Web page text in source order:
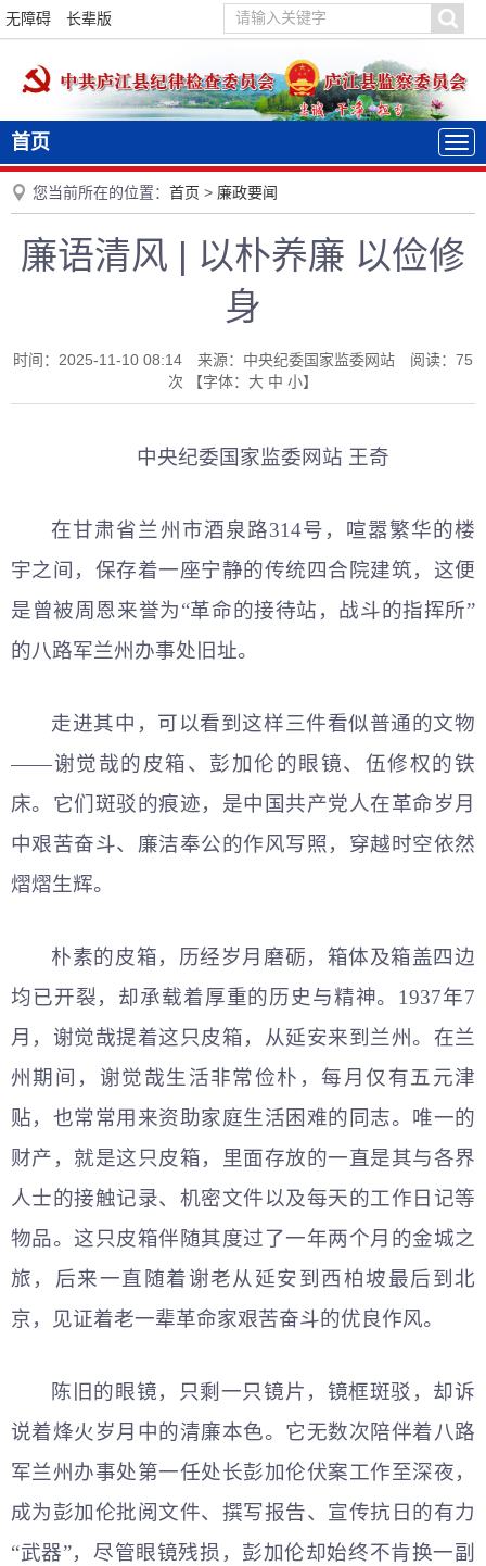
无障碍 长辈版
首页
您当前所在的位置： 首页 > 廉政要闻
廉语清风 | 以朴养廉 以俭修
身
时间：2025-11-10 08:14 来源：中央纪委国家监委网站 阅读： 75
次
【字体： 大 中 小】
中央纪委国家监委网站 王奇
在甘肃省兰州市酒泉路314号，喧嚣繁华的楼
宇之间，保存着一座宁静的传统四合院建筑，这便
是曾被周恩来誉为“革命的接待站，战斗的指挥所”
的八路军兰州办事处旧址。
走进其中，可以看到这样三件看似普通的文物
——谢觉哉的皮箱、彭加伦的眼镜、伍修权的铁
床。它们斑驳的痕迹，是中国共产党人在革命岁月
中艰苦奋斗、廉洁奉公的作风写照，穿越时空依然
熠熠生辉。
朴素的皮箱，历经岁月磨砺，箱体及箱盖四边
均已开裂，却承载着厚重的历史与精神。1937年7
月，谢觉哉提着这只皮箱，从延安来到兰州。在兰
州期间，谢觉哉生活非常俭朴，每月仅有五元津
贴，也常常用来资助家庭生活困难的同志。唯一的
财产，就是这只皮箱，里面存放的一直是其与各界
人士的接触记录、机密文件以及每天的工作日记等
物品。这只皮箱伴随其度过了一年两个月的金城之
旅，后来一直随着谢老从延安到西柏坡最后到北
京，见证着老一辈革命家艰苦奋斗的优良作风。
陈旧的眼镜，只剩一只镜片，镜框斑驳，却诉
说着烽火岁月中的清廉本色。它无数次陪伴着八路
军兰州办事处第一任处长彭加伦伏案工作至深夜，
成为彭加伦批阅文件、撰写报告、宣传抗日的有力
“武器”，尽管眼镜残损，彭加伦却始终不肯换一副